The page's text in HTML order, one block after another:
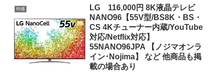
特価
LG 116,000円 8K液晶テレビ
NANO96【55V型/BS8K・BS・
CS 4Kチューナー内蔵/YouTube
対応/Netflix対応】
55NANO96JPA 【ノジマオンラ
イン･Nojima】 など 他商品も掲
載の場合あり